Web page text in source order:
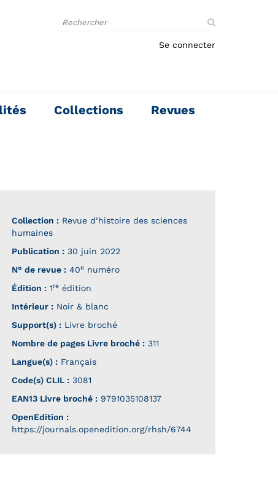
le
Se connecter
Collections Revues
Collection : Revue d’histoire des sciences
humaines
Publication : 30 juin 2022
N° de revue : 40e numéro
Édition : 1re édition
Intérieur : Noir & blanc
Support(s) : Livre broché
Nombre de pages Livre broché : 311
Langue(s) : Français
Code(s) CLIL : 3081
EAN13 Livre broché : 9791035108137
OpenEdition :
https://journals.openedition.org/rhsh/6744